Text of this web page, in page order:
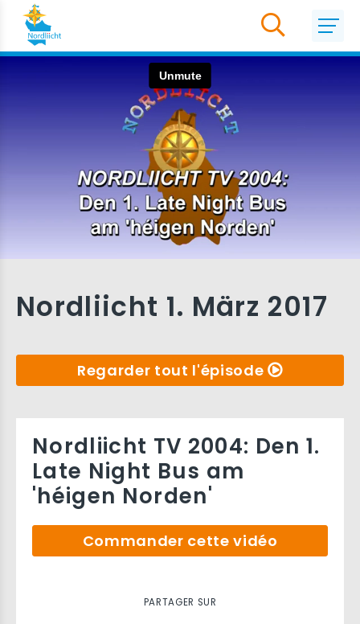
Nordliicht 1. März 2017
Regarder tout l'épisode
Nordliicht TV 2004: Den 1.
Late Night Bus am
'héigen Norden'
Commander cette vidéo
PARTAGER SUR